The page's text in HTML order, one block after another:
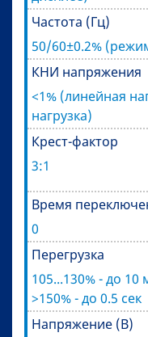
Частота (Гц)
50/60±0.2%
КНИ напряжения
<1% (линейная
нагрузка)
Крест-фактор
3:1
Время
0
Перегрузка
105...130% - до 10
>150% - до 0.5 сек
Напряжение (В)